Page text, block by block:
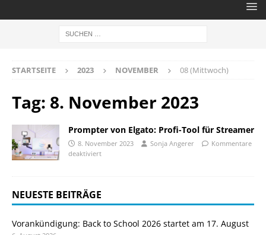
STARTSEITE 2023 NOVEMBER 08 (Mittwoch)
Tag: 8. November 2023
Prompter von Elgato: Profi-Tool für Streamer
8. November 2023 Sonja Angerer
Kommentare
deaktiviert
NEUESTE BEITRÄGE
Vorankündigung: Back to School 2026 startet am 17. August